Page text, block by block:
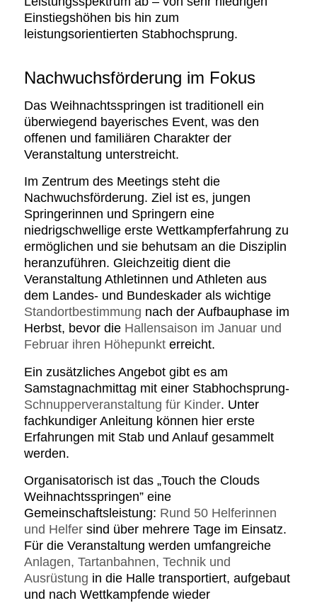
Einstiegshöhen bis hin zum
leistungsorientierten Stabhochsprung.
Nachwuchsförderung im Fokus
Das Weihnachtsspringen ist traditionell ein
überwiegend bayerisches Event, was den
offenen und familiären Charakter der
Veranstaltung unterstreicht.
Im Zentrum des Meetings steht die
Nachwuchsförderung. Ziel ist es, jungen
Springerinnen und Springern eine
niedrigschwellige erste Wettkampferfahrung zu
ermöglichen und sie behutsam an die Disziplin
heranzuführen. Gleichzeitig dient die
Veranstaltung Athletinnen und Athleten aus
dem Landes- und Bundeskader als wichtige
Standortbestimmung nach der Aufbauphase im
Herbst, bevor die Hallensaison im Januar und
Februar ihren Höhepunkterreicht.
Ein zusätzliches Angebot gibt es am
Samstagnachmittag mit einer Stabhochsprung-
Schnupperveranstaltung für Kinder. Unter
fachkundiger Anleitung können hier erste
Erfahrungen mit Stab und Anlauf gesammelt
werden.
Organisatorisch ist das „Touch the Clouds
Weihnachtsspringen” eine
Gemeinschaftsleistung: Rund 50 Helferinnen
und Helfersind über mehrere Tage im Einsatz.
Für die Veranstaltung werden umfangreiche
Anlagen, Tartanbahnen, Technik und
Ausrüstung in die Halle transportiert, aufgebaut
und nach Wettkampfende wieder